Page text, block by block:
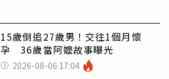
15歲倒追27歲男！交往1個月懷
孕 36歲當阿嬤故事曝光
2026-08-06 17:04